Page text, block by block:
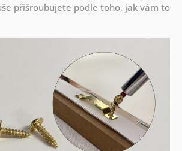
přišroubujete podle toho, jak vám to